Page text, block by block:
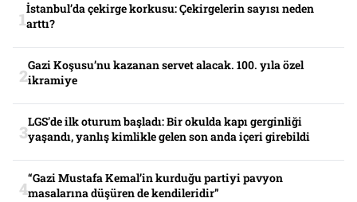
İstanbul’da çekirge korkusu: Çekirgelerin sayısı neden
arttı?
Gazi Koşusu’nu kazanan servet alacak. 100. yıla özel
ikramiye
LGS’de ilk oturum başladı: Bir okulda kapı gerginliği
yaşandı, yanlış kimlikle gelen son anda içeri girebildi
“Gazi Mustafa Kemal’in kurduğu partiyi pavyon
masalarına düşüren de kendileridir”